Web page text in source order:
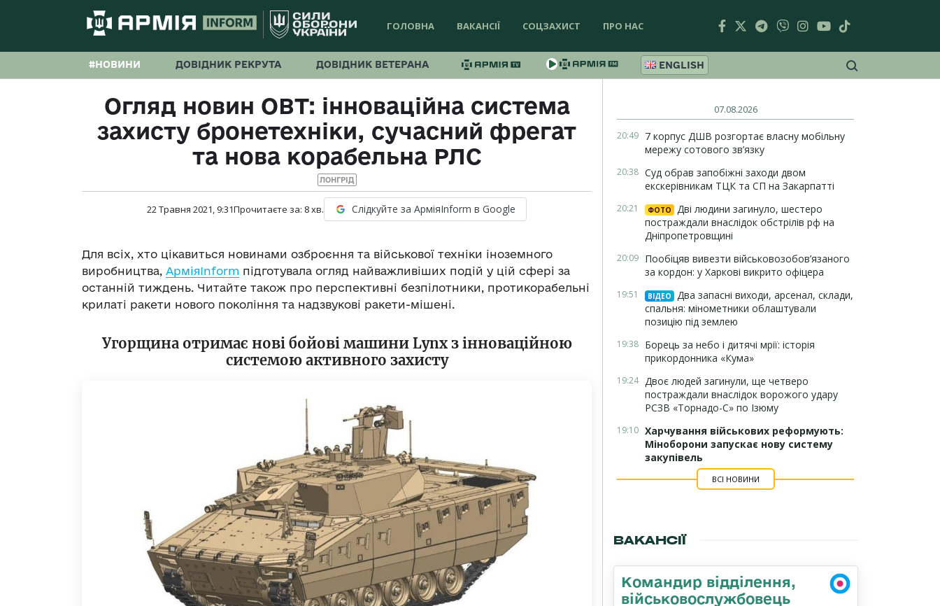
ГОЛОВНА ВАКАНСІЇ СОЦЗАХИСТ ПРО НАС
#НОВИНИ ДОВІДНИК РЕКРУТА ДОВІДНИК ВЕТЕРАНА ENGLISH
Огляд новин ОВТ: інноваційна система
захисту бронетехніки, сучасний фрегат
та нова корабельна РЛС
ЛОНГРІД
22 Травня 2021, 9:31Прочитаєте за: 8хв. Слідкуйте за АрміяInform в Google
Для всіх, хто цікавиться новинами озброєння та військової техніки іноземного
виробництва, АрміяInform підготувала огляд найважливіших подій у цій сфері за
останній тиждень. Читайте також про перспективні безпілотники, протикорабельні
крилаті ракети нового покоління та надзвукові ракети-мішені.
Угорщина отримає нові бойові машини Lynx з інноваційною
системою активного захисту
07.08.2026
20:49 7 корпус ДШВ розгортає власну мобільну
мережу сотового зв’язку
20:38 Суд обрав запобіжні заходи двом
екскерівникам ТЦК та СП на Закарпатті
20:21 ФОТО
Дві людини загинуло, шестеро
постраждали внаслідок обстрілів рф на
Дніпропетровщині
20:09 Пообіцяв вивезти військовозобов’язаного
за кордон: у Харкові викрито офіцера
19:51 ВІДЕО
Два запасні виходи, арсенал, склади,
спальня: мінометники облаштували
позицію під землею
19:38 Борець за небо і дитячі мрії: історія
прикордонника «Кума»
19:24 Двоє людей загинули, ще четверо
постраждали внаслідок ворожого удару
РСЗВ «Торнадо-С» по Ізюму
19:10 Харчування військових реформують:
Міноборони запускає нову систему
закупівель
ВСІ НОВИНИ
ВАКАНСІЇ
Командир відділення,
військовослужбовець